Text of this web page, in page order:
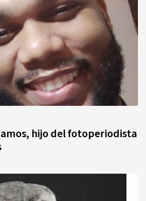
hijo del fotoperiodista